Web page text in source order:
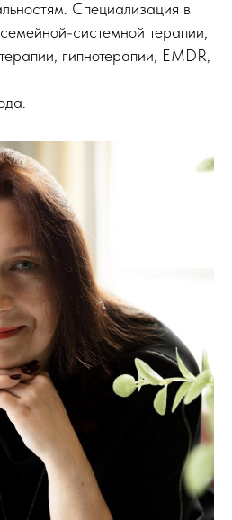
Специализация в
системной терапии,
гипнотерапии, EMDR,